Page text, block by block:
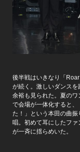
後半戦はいきなり「
が続く。激しいダンス
余裕も見られた。夏のワ
で会場が一体化すると
た！」という本田の曲振
唱。初めて耳にしたフ
が一斉に揺らめいた。